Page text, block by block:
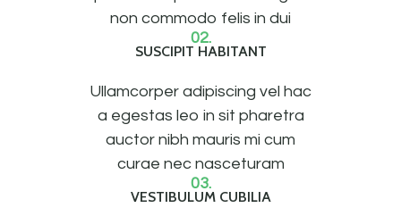
non commodo felis in dui
02.
SUSCIPIT HABITANT
Ullamcorper adipiscing vel hac
a egestas leo in sit pharetra
auctor nibh mauris mi cum
curae nec nasceturam
03.
VESTIBULUM CUBILIA